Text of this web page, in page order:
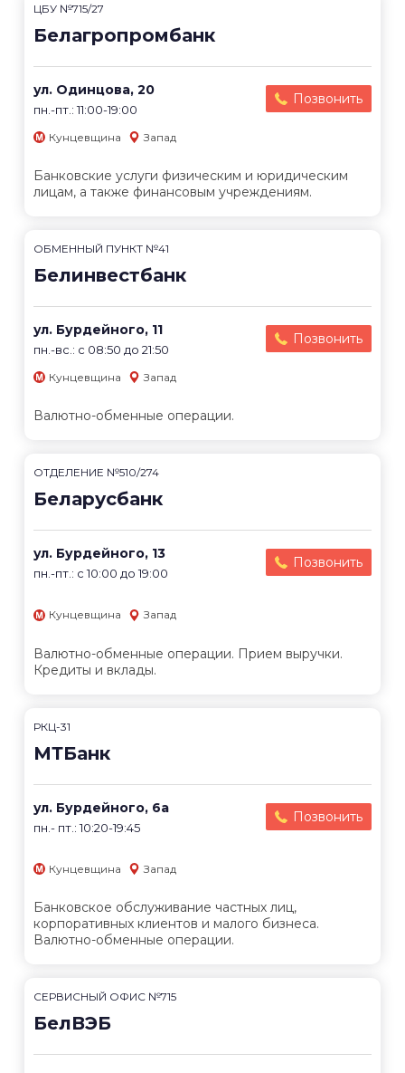
ЦБУ №715/27
Белагропромбанк
ул. Одинцова, 20
пн.-пт.: 11:00-19:00
Позвонить
Кунцевщина Запад
Банковские услуги физическим и юридическим
лицам, а также финансовым учреждениям.
ОБМЕННЫЙ ПУНКТ №41
Белинвестбанк
ул. Бурдейного, 11
пн.-вс.: с 08:50 до 21:50
Позвонить
Кунцевщина Запад
Валютно-обменные операции.
ОТДЕЛЕНИЕ №510/274
Беларусбанк
ул. Бурдейного, 13
пн.-пт.: с 10:00 до 19:00
Позвонить
Кунцевщина Запад
Валютно-обменные операции. Прием выручки.
Кредиты и вклады.
РКЦ-31
МТБанк
ул. Бурдейного, 6а
пн.- пт.: 10:20-19:45
Позвонить
Кунцевщина Запад
Банковское обслуживание частных лиц,
корпоративных клиентов и малого бизнеса.
Валютно-обменные операции.
СЕРВИСНЫЙ ОФИС №715
БелВЭБ